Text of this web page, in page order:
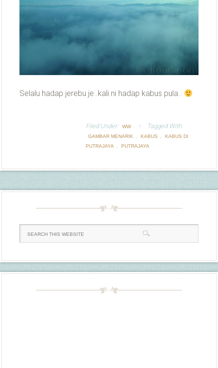
Selalu hadap jerebu je..kali ni hadap kabus pula..
Filed Under: WW Tagged With:
GAMBAR MENARIK , KABUS ,
KABUS DI
PUTRAJAYA
, PUTRAJAYA